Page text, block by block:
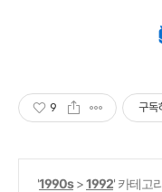
9 구독
'1990s>1992' 카테고